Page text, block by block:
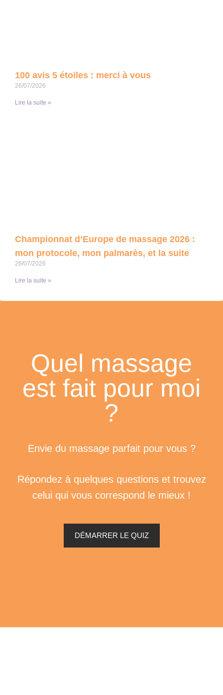
100 avis 5 étoiles : merci à vous
26/07/2026
Lire la suite »
Championnat d’Europe de massage 2026 :
mon protocole, mon palmarès, et la suite
26/07/2026
Lire la suite »
Quel massage
est fait pour moi
?
Envie du massage parfait pour vous ?
Répondez à quelques questions et trouvez
celui qui vous correspond le mieux !
DÉMARRER LE QUIZ